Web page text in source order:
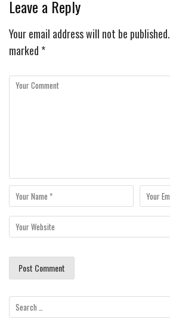
Leave a Reply
Your email address will not be published.
marked *
Search